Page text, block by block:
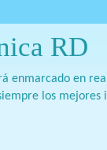
RD
enmarcado en
los mejores